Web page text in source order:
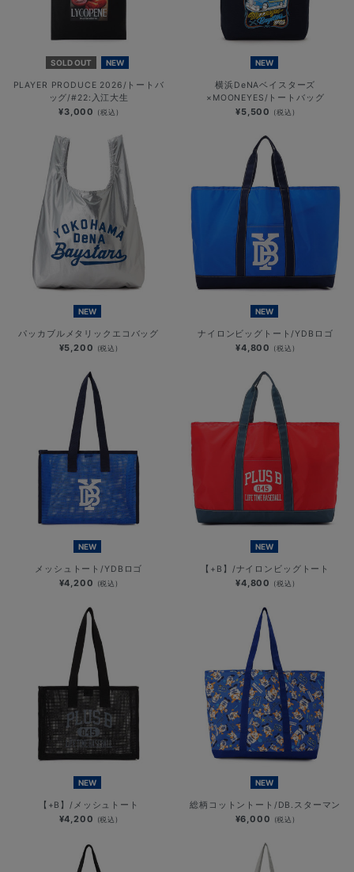
SOLD OUT NEW
PLAYER PRODUCE 2026/トートバ
ッグ/#22:入江大生
¥3,000 (税込)
NEW
横浜DeNAベイスターズ
×MOONEYES/トートバッグ
¥5,500 (税込)
NEW
パッカブルメタリックエコバッグ
¥5,200 (税込)
NEW
ナイロンビッグトート/YDBロゴ
¥4,800 (税込)
NEW
メッシュトート/YDBロゴ
¥4,200 (税込)
NEW
【+B】/ナイロンビッグトート
¥4,800 (税込)
NEW
【+B】/メッシュトート
¥4,200 (税込)
NEW
総柄コットントート/DB.スターマン
¥6,000 (税込)